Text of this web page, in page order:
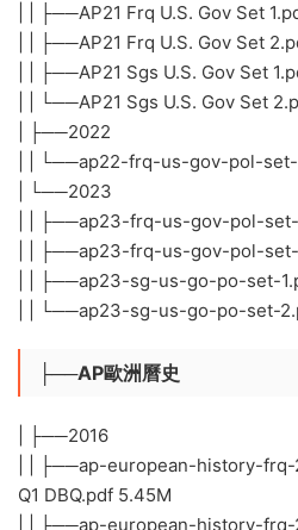
| | ├──AP21 Frq U.S. Gov Set
| | ├──AP21 Frq U.S. Gov Set
| | ├──AP21 Sgs U.S. Gov Set
| | └──AP21 Sgs U.S. Gov Set
| ├──2022
| | └──ap22-frq-us-gov-pol-
| └──2023
| | ├──ap23-frq-us-gov-pol-set-
| | ├──ap23-frq-us-gov-pol-
| | ├──ap23-sg-us-go-po-set-
| | └──ap23-sg-us-go-po-set-
├──AP歐洲曆史
| ├──2016
| | ├──ap-european-history-
Q1 DBQ.pdf 5.45M
| | ├──ap-european-history-